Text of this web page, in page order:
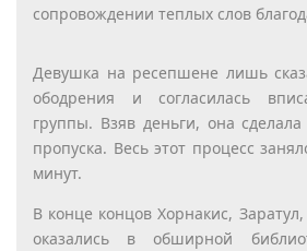
сопровождении теплых слов
Девушка на ресепшене лишь
ободрения и согласилась
группы. Взяв деньги, она
пропуска. Весь этот процесс
минут.
В конце концов Хорнакис,
оказались в обширной